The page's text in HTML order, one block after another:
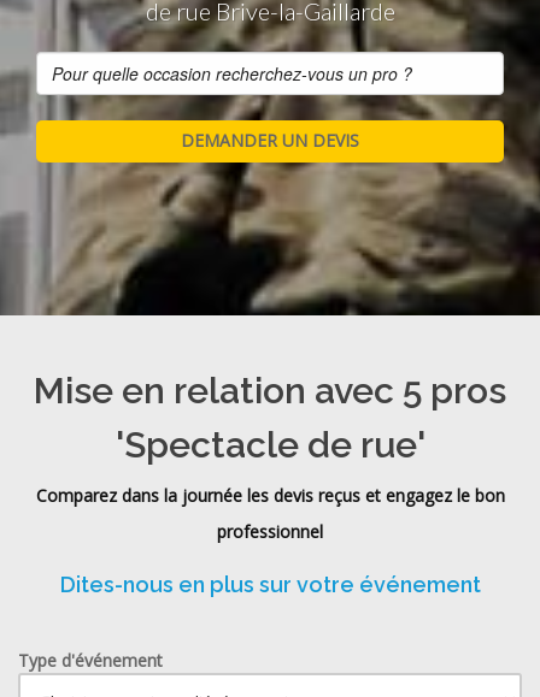
de rue Brive-la-Gaillarde
Mise en relation avec 5 pros
'Spectacle de rue'
Comparez dans la journée les devis reçus et engagez le bon
professionnel
Dites-nous en plus sur votre événement
Type d'événement